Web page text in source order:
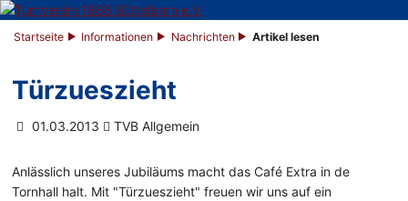
Startseite Informationen Nachrichten Artikel lesen
Türzueszieht
01.03.2013 TVB Allgemein
Anlässlich unseres Jubiläums macht das Café Extra in de
Tornhall halt. Mit "Türzueszieht" freuen wir uns auf ein